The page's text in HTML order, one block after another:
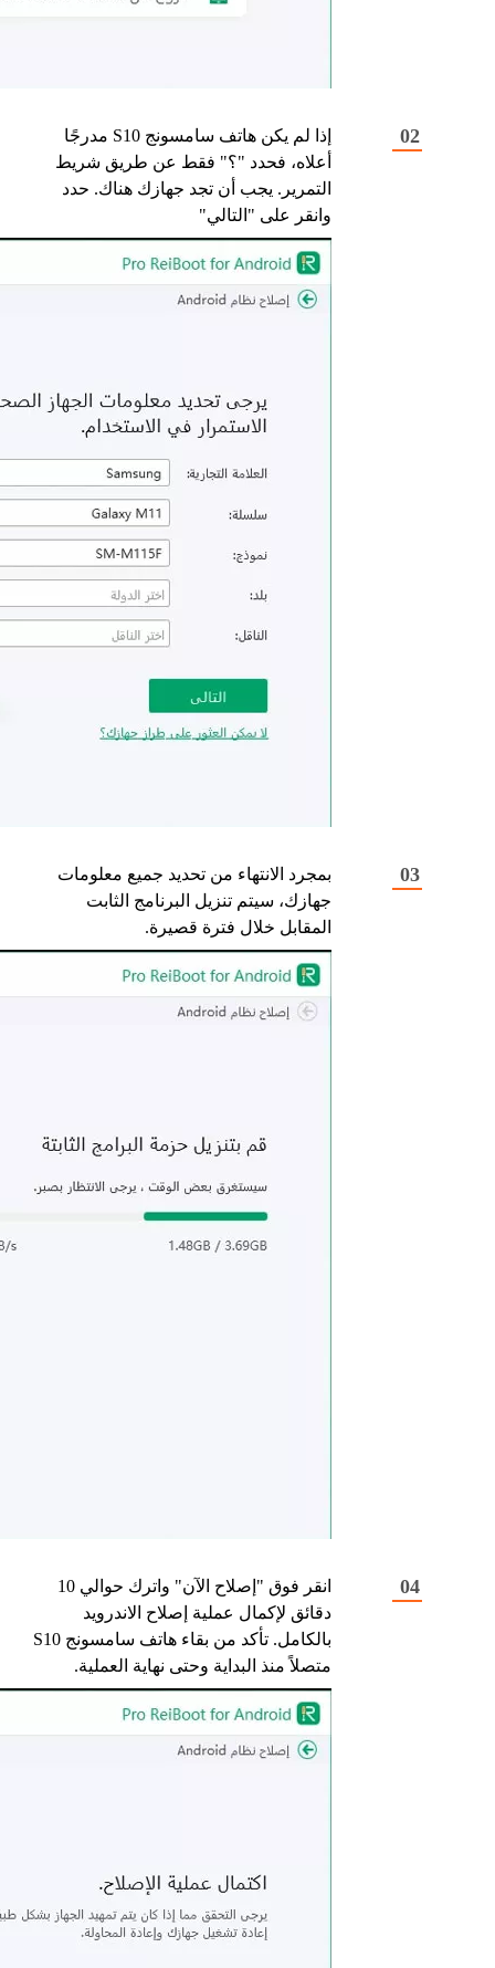
إذا لم يكن هاتف سامسونج S10 مدرجًا
أعلاه، فحدد "؟" فقط عن طريق شريط
التمرير. يجب أن تجد جهازك هناك. حدد
وانقر على "التالي"
بمجرد الانتهاء من تحديد جميع معلومات
جهازك، سيتم تنزيل البرنامج الثابت
المقابل خلال فترة قصيرة.
انقر فوق "إصلاح الآن" واترك حوالي 10
دقائق لإكمال عملية إصلاح الاندرويد
بالكامل. تأكد من بقاء هاتف سامسونج S10
متصلاً منذ البداية وحتى نهاية العملية.